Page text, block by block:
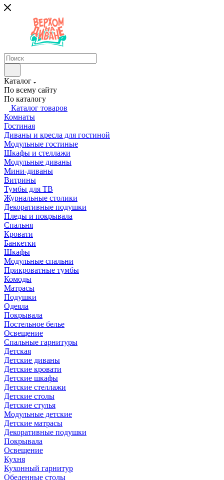
Каталог
По всему сайту
По каталогу
Каталог товаров
Комнаты
Гостиная
Диваны и кресла для гостиной
Модульные гостиные
Шкафы и стеллажи
Модульные диваны
Мини-диваны
Витрины
Тумбы для ТВ
Журнальные столики
Декоративные подушки
Пледы и покрывала
Спальня
Кровати
Банкетки
Шкафы
Модульные спальни
Прикроватные тумбы
Комоды
Матрасы
Подушки
Одеяла
Покрывала
Постельное белье
Освещение
Спальные гарнитуры
Детская
Детские диваны
Детские кровати
Детские шкафы
Детские стеллажи
Детские столы
Детские стулья
Модульные детские
Детские матрасы
Декоративные подушки
Покрывала
Освещение
Кухня
Кухонный гарнитур
Обеденные столы